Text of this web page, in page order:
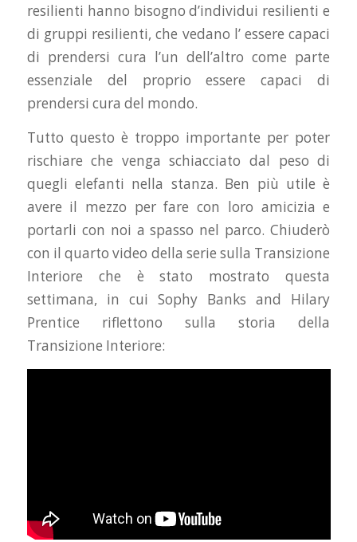
resilienti hanno bisogno d’individui resilienti e
di gruppi resilienti, che vedano l’ essere capaci
di prendersi cura l’un dell’altro come parte
essenziale del proprio essere capaci di
prendersi cura del mondo.
Tutto questo è troppo importante per poter
rischiare che venga schiacciato dal peso di
quegli elefanti nella stanza. Ben più utile è
avere il mezzo per fare con loro amicizia e
portarli con noi a spasso nel parco. Chiuderò
con il quarto video della serie sulla Transizione
Interiore che è stato mostrato questa
settimana, in cui Sophy Banks and Hilary
Prentice riflettono sulla storia della
Transizione Interiore: